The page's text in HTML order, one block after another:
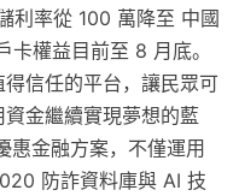
利率從 100 萬降至 中國
權益目前至 8 月底。
信任的平台，讓民眾可
金繼續實現夢想的藍
惠金融方案，不僅運用
防詐資料庫與 AI 技